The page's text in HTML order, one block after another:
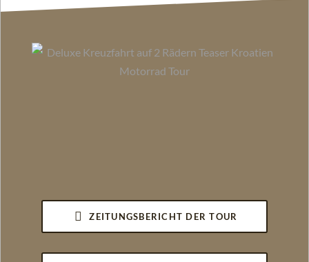
ZEITUNGSBERICHT DER TOUR